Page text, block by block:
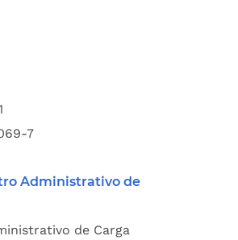
7
Administrativo de
de Carga